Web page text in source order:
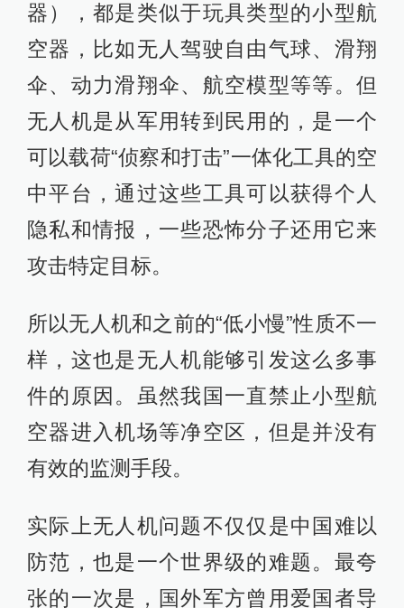
器），都是类似于玩具类型的小型航
空器，比如无人驾驶自由气球、滑翔
伞、动力滑翔伞、航空模型等等。但
无人机是从军用转到民用的，是一个
可以载荷“侦察和打击”一体化工具的空
中平台，通过这些工具可以获得个人
隐私和情报，一些恐怖分子还用它来
攻击特定目标。
所以无人机和之前的“低小慢”性质不一
样，这也是无人机能够引发这么多事
件的原因。虽然我国一直禁止小型航
空器进入机场等净空区，但是并没有
有效的监测手段。
实际上无人机问题不仅仅是中国难以
防范，也是一个世界级的难题。最夸
张的一次是，国外军方曾用爱国者导